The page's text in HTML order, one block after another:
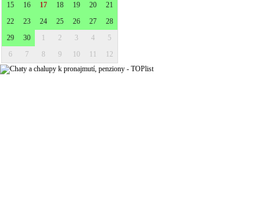
15
16 17 18 19 20
21
22
23 24 25 26 27
28
29
30 1 2 3 4
5
6
7 8 9 10 11 12